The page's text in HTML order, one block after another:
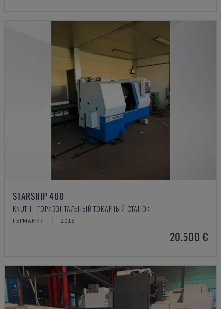
STARSHIP 400
KNUTH - ГОРИЗОНТАЛЬНЫЙ ТОКАРНЫЙ СТАНОК
ГЕРМАНИЯ 2015
20.500 €